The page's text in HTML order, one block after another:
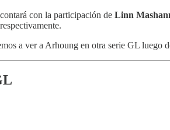
con la participación de Linn
respectivamente.
a ver a Arhoung en otra serie GL luego